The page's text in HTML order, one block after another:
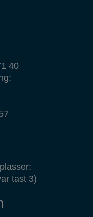
40
tast 3)